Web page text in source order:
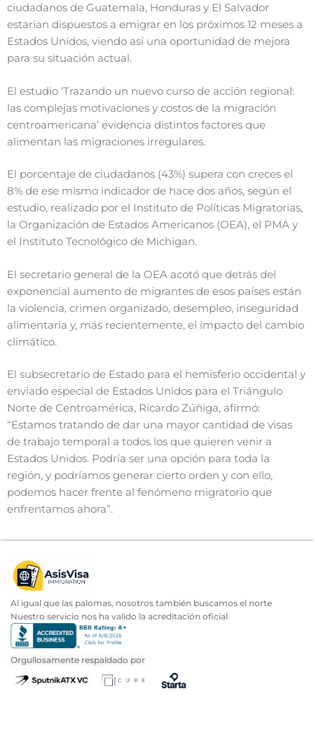
ciudadanos de Guatemala, Honduras y El Salvador
estarían dispuestos a emigrar en los próximos 12 meses a
Estados Unidos, viendo así una oportunidad de mejora
para su situación actual.
El estudio ‘Trazando un nuevo curso de acción regional:
las complejas motivaciones y costos de la migración
centroamericana’ evidencia distintos factores que
alimentan las migraciones irregulares.
El porcentaje de ciudadanos (43%) supera con creces el
8% de ese mismo indicador de hace dos años, según el
estudio, realizado por el Instituto de Políticas Migratorias,
la Organización de Estados Americanos (OEA), el PMA y
el Instituto Tecnológico de Michigan.
El secretario general de la OEA acotó que detrás del
exponencial aumento de migrantes de esos países están
la violencia, crimen organizado, desempleo, inseguridad
alimentaria y, más recientemente, el impacto del cambio
climático.
El subsecretario de Estado para el hemisferio occidental y
enviado especial de Estados Unidos para el Triángulo
Norte de Centroamérica, Ricardo Zúñiga, afirmó:
“Estamos tratando de dar una mayor cantidad de visas
de trabajo temporal a todos los que quieren venir a
Estados Unidos. Podría ser una opción para toda la
región, y podríamos generar cierto orden y con ello,
podemos hacer frente al fenómeno migratorio que
enfrentamos ahora”.
Al igual que las palomas, nosotros también buscamos el norte
Nuestro servicio nos ha valido la acreditación oficial
Orgullosamente respaldado por